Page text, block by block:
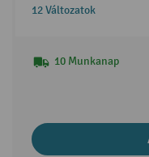
12 Változatok
10 Munkanap